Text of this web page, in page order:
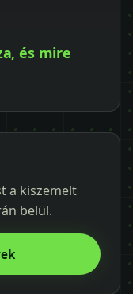
és mire
a kiszemelt
belül.